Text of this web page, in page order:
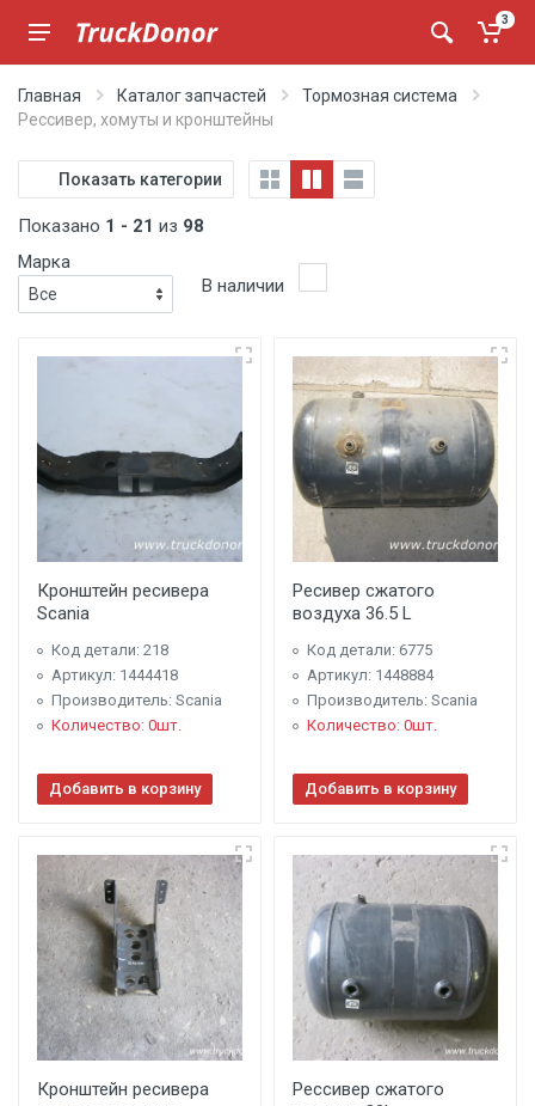
3
Главная Каталог запчастей
Тормозная система
Рессивер, хомуты и кронштейны
Показать категории
Показано 1 - 21 из 98
Марка
В наличии
Кронштейн ресивера
Scania
Код детали: 218
Артикул: 1444418
Производитель: Scania
Количество: 0шт.
Добавить в корзину
Ресивер сжатого
воздуха 36.5 L
Код детали: 6775
Артикул: 1448884
Производитель: Scania
Количество: 0шт.
Добавить в корзину
Кронштейн ресивера
Рессивер сжатого